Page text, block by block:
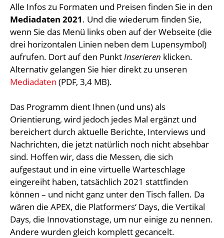
Alle Infos zu Formaten und Preisen finden Sie in den
Mediadaten 2021. Und die wiederum finden Sie,
wenn Sie das Menü links oben auf der Webseite (die
drei horizontalen Linien neben dem Lupensymbol)
aufrufen. Dort auf den Punkt Inserieren klicken.
Alternativ gelangen Sie hier direkt zu unseren
Mediadaten (PDF, 3,4 MB).
Das Programm dient Ihnen (und uns) als
Orientierung, wird jedoch jedes Mal ergänzt und
bereichert durch aktuelle Berichte, Interviews und
Nachrichten, die jetzt natürlich noch nicht absehbar
sind. Hoffen wir, dass die Messen, die sich
aufgestaut und in eine virtuelle Warteschlage
eingereiht haben, tatsächlich 2021 stattfinden
können – und nicht ganz unter den Tisch fallen. Da
wären die APEX, die Platformers‘ Days, die Vertikal
Days, die Innovationstage, um nur einige zu nennen.
Andere wurden gleich komplett gecancelt.